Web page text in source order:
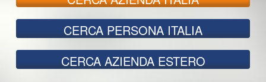
CERCA PERSONA ITALIA
CERCA AZIENDA ESTERO